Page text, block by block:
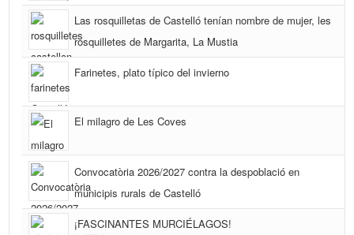
Las rosquilletas de Castelló tenían nombre de mujer, les
rosquilletes de Margarita, La Mustia
Farinetes, plato típico del invierno
El milagro de Les Coves
Convocatòria 2026/2027 contra la despoblació en
municipis rurals de Castelló
¡FASCINANTES MURCIÉLAGOS!